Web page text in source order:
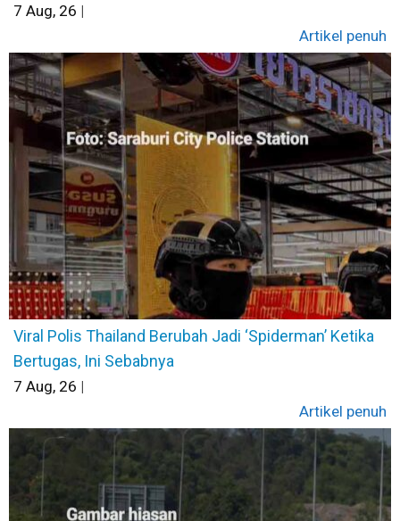
7 Aug, 26 |
Artikel penuh
Viral Polis Thailand Berubah Jadi ‘Spiderman’ Ketika
Bertugas, Ini Sebabnya
7 Aug, 26 |
Artikel penuh